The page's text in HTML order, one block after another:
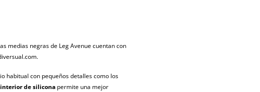
medias negras de Leg Avenue cuentan con
habitual con pequeños detalles como los
de silicona permite una mejor